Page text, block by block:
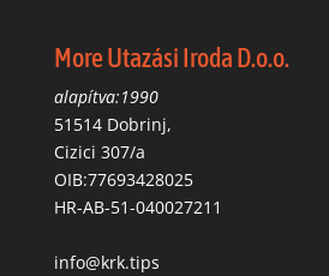
More Utazási Iroda D.o.o.
alapítva:1990
51514 Dobrinj,
Cizici 307/a
OIB:77693428025
HR-AB-51-040027211
info@krk.tips